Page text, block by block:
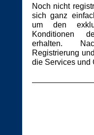
Noch nicht
sich ganz
um den
Konditionen
erhalten.
Registrierung
die Services und